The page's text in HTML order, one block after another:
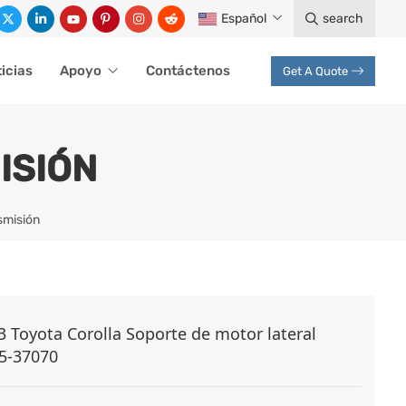
Español search
Apoyo Contáctenos Get A Quote
Toyota Corolla Soporte de motor lateral
37070